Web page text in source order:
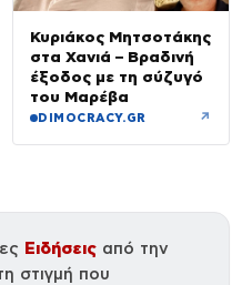
Κυριάκος Μητσοτάκης
στα Χανιά – Βραδινή
έξοδος με τη σύζυγό
του Μαρέβα
DIMOCRACY.GR ↗
Ειδήσεις από την
στιγμή που